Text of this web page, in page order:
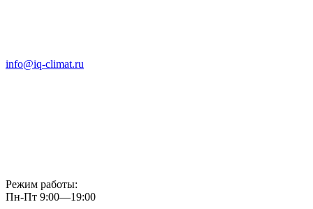
info@iq-climat.ru
Режим работы:
Пн-Пт 9:00—19:00